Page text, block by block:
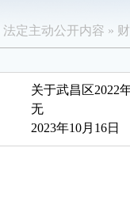
法定主动公开内容 »
关于武昌区2022
无
2023年10月16日